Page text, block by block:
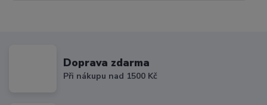
Doprava zdarma
Při nákupu nad 1500 Kč